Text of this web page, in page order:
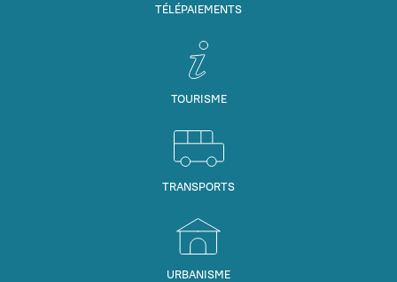
TÉLÉPAIEMENTS
TOURISME
TRANSPORTS
URBANISME